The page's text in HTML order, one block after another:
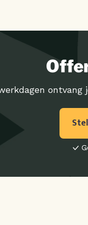
ontvang